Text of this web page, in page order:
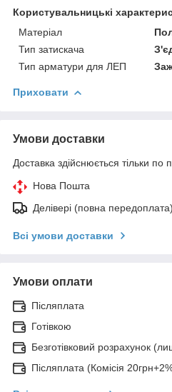
Користувальницькі
Матеріал
Тип затискача
Тип арматури для ЛЕП
Приховати
Умови доставки
Доставка здійснюється тільки по
Нова Пошта
Делівері (повна передоплата)
Всі умови доставки
Умови оплати
Післяплата
Готівкою
Безготівковий розрахунок
Післяплата (Комісія